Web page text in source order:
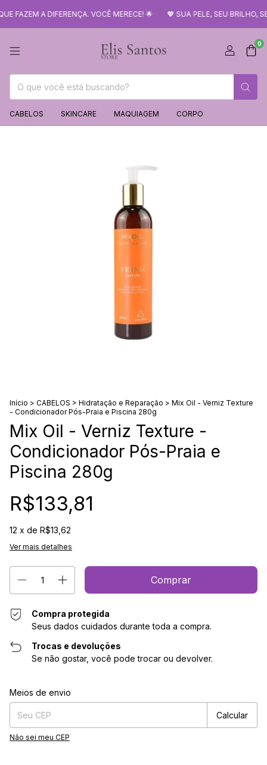
A DIFERENÇA. VOCÊ MERECE! 🌟 💖 SUA PELE, SEU BRILHO, SEU
0
CABELOS SKINCARE MAQUIAGEM CORPO
Início > CABELOS > Hidratação e Reparação > Mix Oil - Verniz Texture
- Condicionador Pós-Praia e Piscina 280g
Mix Oil - Verniz Texture -
Condicionador Pós-Praia e
Piscina 280g
R$133,81
12 x de R$13,62
Ver mais detalhes
Compra protegida
Seus dados cuidados durante toda a compra.
Trocas e devoluções
Se não gostar, você pode trocar ou devolver.
Entregas para o CEP:
Meios de envio
Calcular
Não sei meu CEP